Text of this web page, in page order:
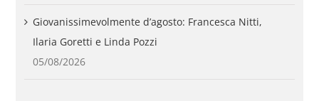
Giovanissimevolmente d’agosto: Francesca Nitti,
Ilaria Goretti e Linda Pozzi
05/08/2026